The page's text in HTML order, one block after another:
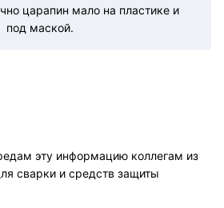
царапин мало на пластике и
под маской.
эту информацию коллегам из
сварки и средств защиты